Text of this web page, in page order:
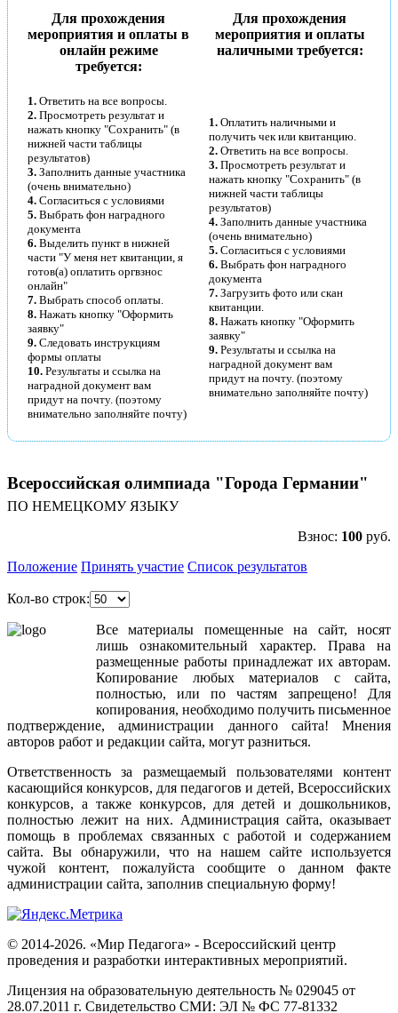
Для прохождения
мероприятия и оплаты в
онлайн режиме
требуется:
Для прохождения
мероприятия и оплаты
наличными требуется:
1. Ответить на все вопросы.
2. Просмотреть результат и
нажать кнопку "Сохранить" (в
нижней части таблицы
результатов)
3. Заполнить данные участника
(очень внимательно)
4. Согласиться с условиями
5. Выбрать фон наградного
документа
6. Выделить пункт в нижней
части "У меня нет квитанции, я
готов(а) оплатить оргвзнос
онлайн"
7. Выбрать способ оплаты.
8. Нажать кнопку "Оформить
заявку"
9. Следовать инструкциям
формы оплаты
10. Результаты и ссылка на
наградной документ вам
придут на почту. (поэтому
внимательно заполняйте почту)
1. Оплатить наличными и
получить чек или квитанцию.
2. Ответить на все вопросы.
3. Просмотреть результат и
нажать кнопку "Сохранить" (в
нижней части таблицы
результатов)
4. Заполнить данные участника
(очень внимательно)
5. Согласиться с условиями
6. Выбрать фон наградного
документа
7. Загрузить фото или скан
квитанции.
8. Нажать кнопку "Оформить
заявку"
9. Результаты и ссылка на
наградной документ вам
придут на почту. (поэтому
внимательно заполняйте почту)
Всероссийская олимпиада "Города Германии"
ПО НЕМЕЦКОМУ ЯЗЫКУ
Взнос: 100 руб.
Положение Принять участие Список результатов
Кол-во строк:
Все материалы помещенные на сайт,носят
лишь
ознакомительный характер. Права
на
размещенные работы принадлежат их авторам.
Копирование
любых материалов с сайта,
полностью, или по частям запрещено! Для
копирования, необходимо получить письменное
подтверждение,администрации данного сайта! Мнения
авторов работ и редакции сайта, могут разниться.
Ответственность
за размещаемый пользователями
контент
касающийся конкурсов, для педагогов и детей, Всероссийских
конкурсов, а также конкурсов, для детей и дошкольников,
полностью лежит на них. Администрация сайта, оказывает
помощь в проблемах связанных с работой и содержанием
сайта. Вы обнаружили, что на нашем сайте используется
чужой
контент, пожалуйста сообщите о данном
факте
администрации сайта, заполнив специальную форму!
© 2014-2026. «Мир Педагога» - Всероссийский центр
проведения и разработки интерактивных мероприятий.
Лицензия на образовательную деятельность № 029045 от
28.07.2011 г. Свидетельство СМИ: ЭЛ № ФС 77-81332